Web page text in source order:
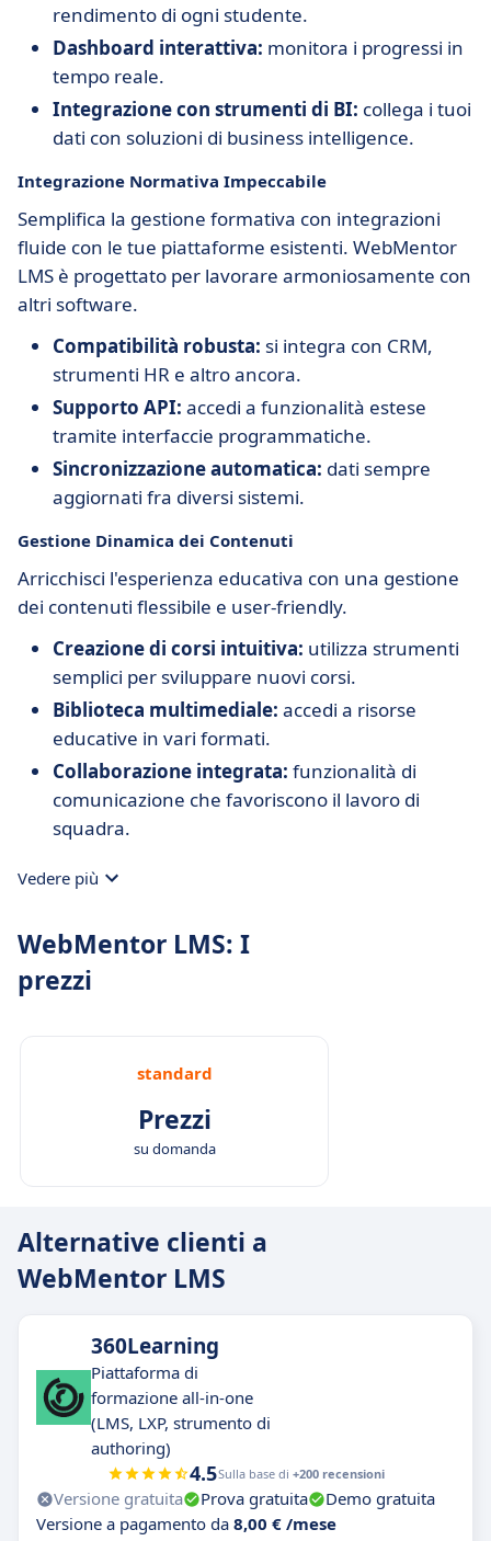
rendimento di ogni studente.
Dashboard interattiva: monitora i progressi in
tempo reale.
Integrazione con strumenti di BI: collega i tuoi
dati con soluzioni di business intelligence.
Integrazione Normativa Impeccabile
Semplifica la gestione formativa con integrazioni
fluide con le tue piattaforme esistenti. WebMentor
LMS è progettato per lavorare armoniosamente con
altri software.
Compatibilità robusta: si integra con CRM,
strumenti HR e altro ancora.
Supporto API: accedi a funzionalità estese
tramite interfaccie programmatiche.
Sincronizzazione automatica: dati sempre
aggiornati fra diversi sistemi.
Gestione Dinamica dei Contenuti
Arricchisci l'esperienza educativa con una gestione
dei contenuti flessibile e user-friendly.
Creazione di corsi intuitiva: utilizza strumenti
semplici per sviluppare nuovi corsi.
Biblioteca multimediale: accedi a risorse
educative in vari formati.
Collaborazione integrata: funzionalità di
comunicazione che favoriscono il lavoro di
squadra.
Vedere più
WebMentor LMS: I
prezzi
standard
Prezzi
su domanda
Alternative clienti a
WebMentor LMS
360Learning
Piattaforma di
formazione all-in-one
(LMS, LXP, strumento di
authoring)
4.5Sulla base di +200 recensioni
Versione gratuita Prova gratuita
Demo gratuita
Versione a pagamento da 8,00 € /mese